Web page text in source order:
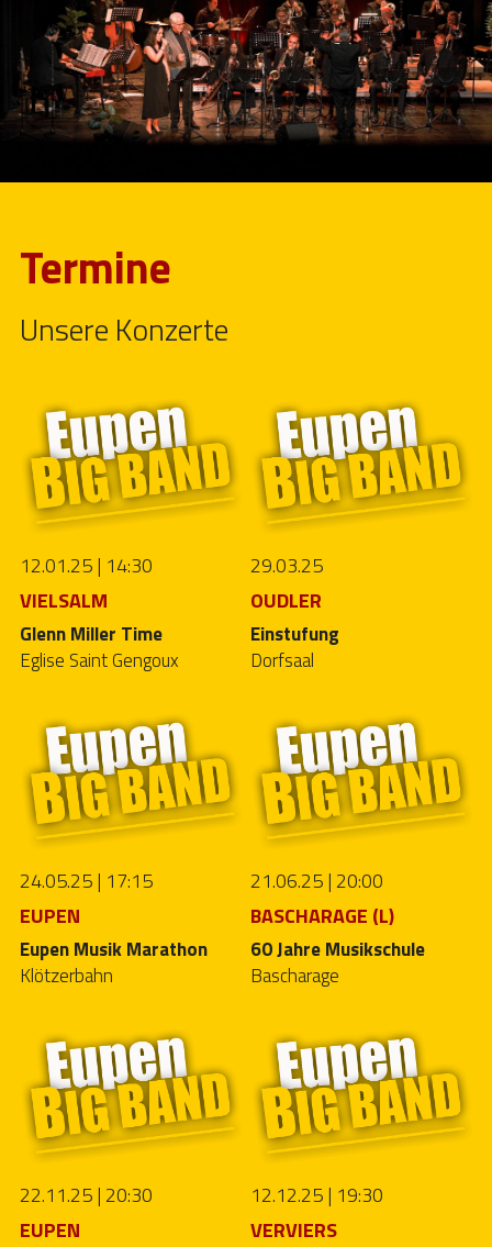
Termine
Unsere Konzerte
12.01.25 | 14:30
VIELSALM
Glenn Miller Time
Eglise Saint Gengoux
29.03.25
OUDLER
Einstufung
Dorfsaal
24.05.25 | 17:15
EUPEN
Eupen Musik Marathon
Klötzerbahn
21.06.25 | 20:00
BASCHARAGE (L)
Bascharage
22.11.25 | 20:30
EUPEN
12.12.25 | 19:30
VERVIERS